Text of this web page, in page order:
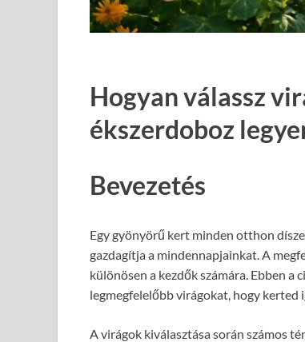
Hogyan válassz
ékszerdoboz
Bevezetés
Egy gyönyörű kert minden otthon
gazdagítja a mindennapjainkat. A
különösen a kezdők számára. Ebben
legmegfelelőbb virágokat, hogy kerted
A virágok kiválasztása során számos